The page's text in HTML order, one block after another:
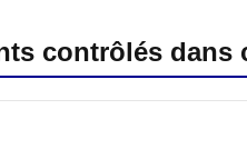
contrôlés dans